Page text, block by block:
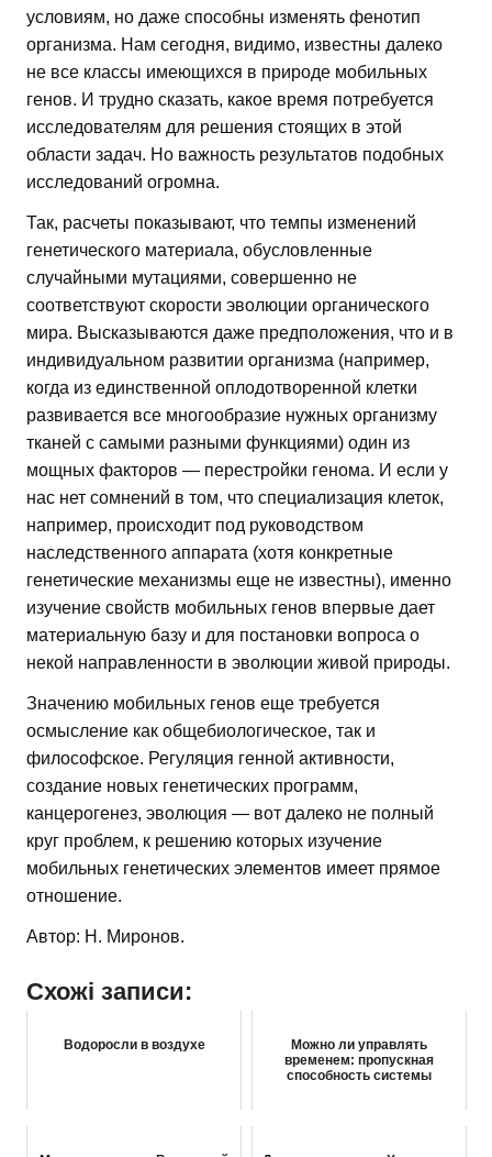
условиям, но даже способны изменять фенотип
организма. Нам сегодня, видимо, известны далеко
не все классы имеющихся в природе мобильных
генов. И трудно сказать, какое время потребуется
исследователям для решения стоящих в этой
области задач. Но важность результатов подобных
исследований огромна.
Так, расчеты показывают, что темпы изменений
генетического материала, обусловленные
случайными мутациями, совершенно не
соответствуют скорости эволюции органического
мира. Высказываются даже предположения, что и в
индивидуальном развитии организма (например,
когда из единственной оплодотворенной клетки
развивается все многообразие нужных организму
тканей с самыми разными функциями) один из
мощных факторов — перестройки генома. И если у
нас нет сомнений в том, что специализация клеток,
например, происходит под руководством
наследственного аппарата (хотя конкретные
генетические механизмы еще не известны), именно
изучение свойств мобильных генов впервые дает
материальную базу и для постановки вопроса о
некой направленности в эволюции живой природы.
Значению мобильных генов еще требуется
осмысление как общебиологическое, так и
философское. Регуляция генной активности,
создание новых генетических программ,
канцерогенез, эволюция — вот далеко не полный
круг проблем, к решению которых изучение
мобильных генетических элементов имеет прямое
отношение.
Автор: Н. Миронов.
Схожі записи:
Водоросли в воздухе
Можно ли управлять
временем: пропускная
способность системы